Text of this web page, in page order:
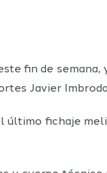
fin de semana,
Javier
último fichaje